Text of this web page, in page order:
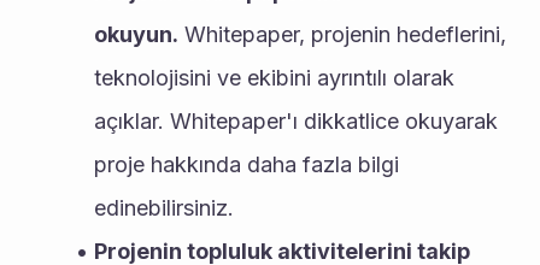
okuyun. Whitepaper, projenin hedeflerini,
teknolojisini ve ekibini ayrıntılı olarak
açıklar. Whitepaper'ı dikkatlice okuyarak
proje hakkında daha fazla bilgi
edinebilirsiniz.
Projenin topluluk aktivitelerini takip